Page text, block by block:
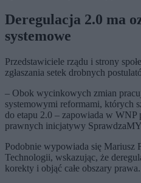
Deregulacja 2.0 ma
systemowe
Przedstawiciele rządu i strony
zgłaszania setek drobnych
– Obok wycinkowych zmian
systemowymi reformami, których
do etapu 2.0 – zapowiada w WNP
prawnych inicjatywy
Podobnie wypowiada się
Technologii, wskazując, że
korekty i objąć całe obszary prawa.